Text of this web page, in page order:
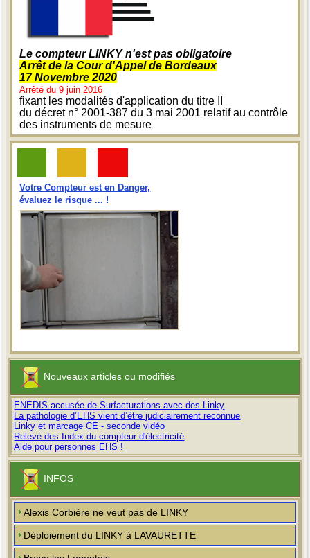
Le compteur LINKY n'est pas obligatoire
Arrêt de la Cour d'Appel de Bordeaux
17 Novembre 2020
Arrêté du 9 juin 2016
fixant les modalités d'application du titre II
du décret n° 2001-387 du 3 mai 2001 relatif au contrôle
des instruments de mesure
Votre Compteur est en Danger,
évaluez le risque ... !
Nouveaux articles ou modifiés
ENEDIS accusée de Surfacturations avec des Linky
La pathologie d’EHS vient d’être judiciairement reconnue
Linky et marcage CE - seconde vidéo
Relevé des Index du compteur d'électricité
Aide pour personnes EHS !
INFOS
Alexis Corbière ne veut pas de LINKY
Déploiement du LINKY à LAVAURETTE